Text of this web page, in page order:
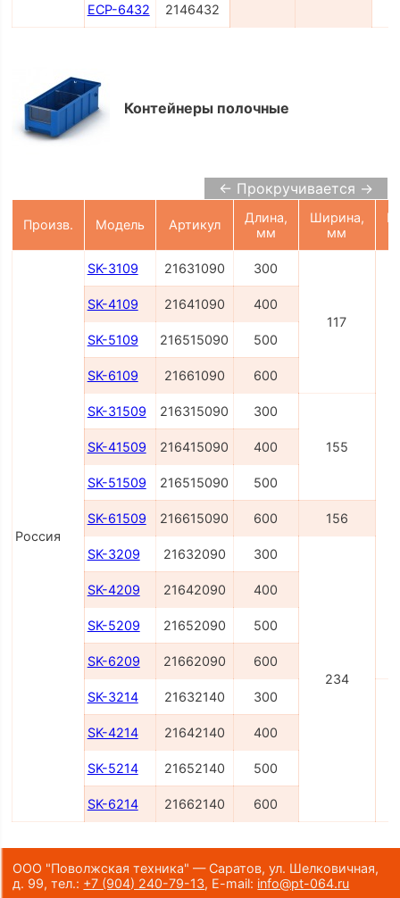
ЕСP-6432 2146432
Контейнеры полочные
← Прокручивается →
Произв. Модель Артикул
Длина,
мм
Ширина,
мм
Россия
SK-3109 21631090 300
117
SK-4109 21641090 400
SK-5109 216515090 500
SK-6109 21661090 600
SK-31509 216315090 300
155
SK-41509 216415090 400
SK-51509 216515090 500
SK-61509 216615090 600 156
SK-3209 21632090 300
234
SK-4209 21642090 400
SK-5209 21652090 500
SK-6209 21662090 600
SK-3214 21632140 300
SK-4214 21642140 400
SK-5214 21652140 500
SK-6214 21662140 600
ООО "Поволжская техника" — Саратов, ул. Шелковичная,
д. 99,тел.: +7 (904) 240-79-13, E-mail: info@pt-064.ru